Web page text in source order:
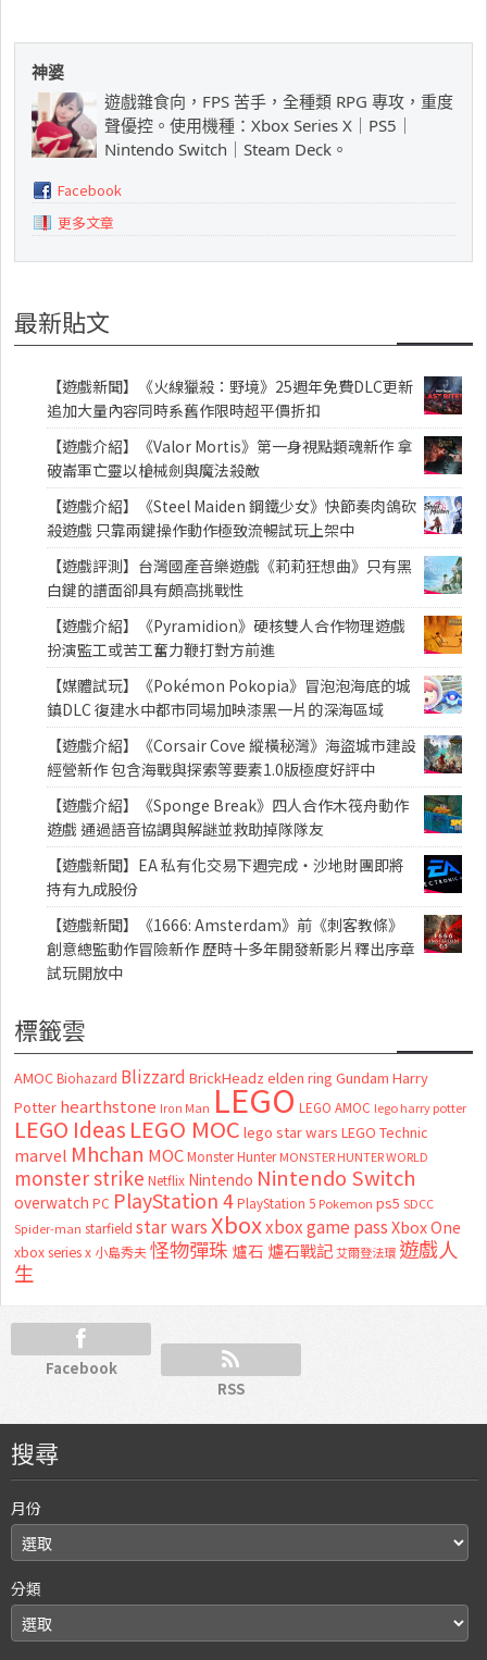
神婆
遊戲雜食向，FPS 苦手，全種類 RPG 專攻，重度
聲優控。使用機種：Xbox Series X｜PS5｜
Nintendo Switch｜Steam Deck。
Facebook
更多文章
最新貼文
【遊戲新聞】《火線獵殺：野境》25週年免費DLC更新
追加大量內容同時系舊作限時超平價折扣
【遊戲介紹】《Valor Mortis》第一身視點類魂新作 拿
破崙軍亡靈以槍械劍與魔法殺敵
【遊戲介紹】《Steel Maiden 鋼鐵少女》快節奏肉鴿砍
殺遊戲 只靠兩鍵操作動作極致流暢試玩上架中
【遊戲評測】台灣國產音樂遊戲《莉莉狂想曲》只有黑
白鍵的譜面卻具有頗高挑戰性
【遊戲介紹】《Pyramidion》硬核雙人合作物理遊戲
扮演監工或苦工奮力鞭打對方前進
【媒體試玩】《Pokémon Pokopia》冒泡泡海底的城
鎮DLC 復建水中都市同場加映漆黑一片的深海區域
【遊戲介紹】《Corsair Cove 縱橫秘灣》海盜城市建設
經營新作 包含海戰與探索等要素1.0版極度好評中
【遊戲介紹】《Sponge Break》四人合作木筏舟動作
遊戲 通過語音協調與解謎並救助掉隊隊友
【遊戲新聞】EA 私有化交易下週完成・沙地財團即將
持有九成股份
【遊戲新聞】《1666: Amsterdam》前《刺客教條》
創意總監動作冒險新作 歷時十多年開發新影片釋出序章
試玩開放中
標籤雲
AMOC Biohazard Blizzard BrickHeadz elden ring Gundam Harry
Potter hearthstone Iron Man LEGO LEGO AMOC lego harry potter
LEGO Ideas LEGO MOC lego star wars LEGO Technic
marvel Mhchan MOC Monster Hunter MONSTER HUNTER WORLD
monster strike Netflix Nintendo Nintendo Switch
overwatch PC PlayStation 4 PlayStation 5 Pokemon ps5 SDCC
Spider-man starfield star wars Xboxxbox game passXbox One
xbox series x 小島秀夫怪物彈珠 爐石 爐石戰記艾爾登法環 遊戲人
生
Facebook
RSS
搜尋
月份
分類